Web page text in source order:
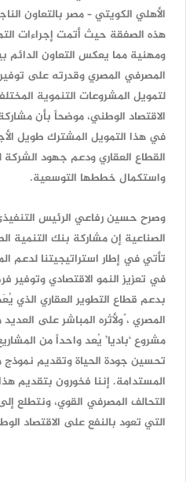
الأهلي الكويتي – مصر بالتعاون
هذه الصفقة حيث أتمت إجراءات
ومهنية مما يعكس التعاون الدائم
المصرفي المصري وقدرته على
لتمويل المشروعات التنموية
الاقتصاد الوطني، موضحاً بأن
في هذا التمويل المشترك طويل
القطاع العقاري ودعم جهود الشركة
واستكمال خططها التوسعية.
وصرح حسين رفاعي الرئيس
الصناعية إن مشاركة بنك التنمية
تأتي في إطار استراتيجيتنا لدعم
في تعزيز النمو الاقتصادي
بدعم قطاع التطوير العقاري الذي
المصري ، ًولأثره المباشر على
مشروع ‘باديا’ يُعد واحداً من
تحسين جودة الحياة وتقديم نموذج
المستدامة. إننا فخورون بتقديم
التحالف المصرفي القوي، ونتطلع
التي تعود بالنفع على الاقتصاد